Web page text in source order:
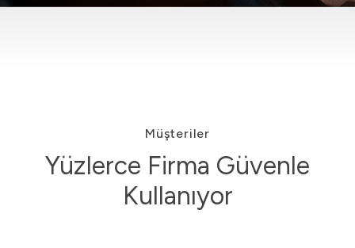
Müşteriler
Yüzlerce Firma Güvenle
Kullanıyor